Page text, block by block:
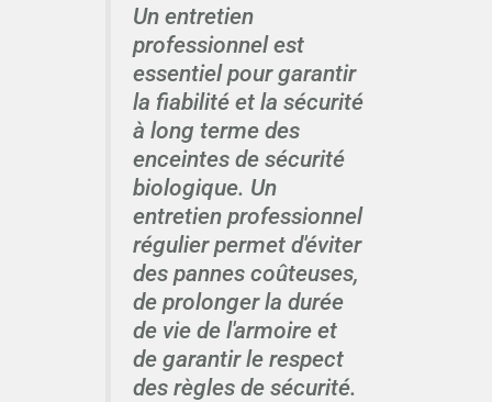
Un entretien
professionnel est
essentiel pour garantir
la fiabilité et la sécurité
à long terme des
enceintes de sécurité
biologique. Un
entretien professionnel
régulier permet d'éviter
des pannes coûteuses,
de prolonger la durée
de vie de l'armoire et
de garantir le respect
des règles de sécurité.